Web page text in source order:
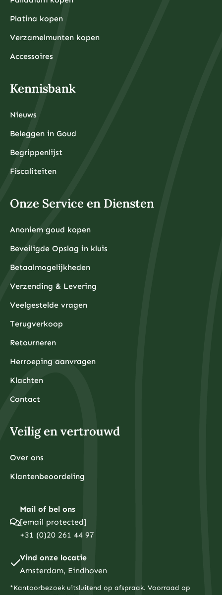
Platina kopen
Verzamelmunten kopen
Accessoires
Kennisbank
Nieuws
Beleggen in Goud
Begrippenlijst
Fiscaliteiten
Onze Service en Diensten
Anoniem goud kopen
Beveiligde Opslag in kluis
Betaalmogelijkheden
Verzending & Levering
Veelgestelde vragen
Terugverkoop
Retourneren
Herroeping aanvragen
Klachten
Contact
Veilig en vertrouwd
Over ons
Klantenbeoordeling
Mail of bel ons
[email protected]
+31 (0)20 261 44 97
Vind onze locatie
Amsterdam, Eindhoven
*Kantoorbezoek uitsluitend op afspraak. Voorraad op